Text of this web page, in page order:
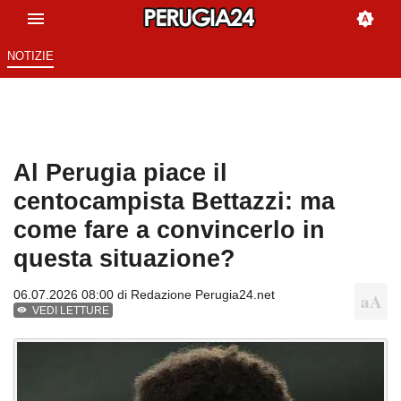
NOTIZIE
Al Perugia piace il
centocampista Bettazzi: ma
come fare a convincerlo in
questa situazione?
06.07.2026 08:00 di Redazione Perugia24.net
VEDI LETTURE